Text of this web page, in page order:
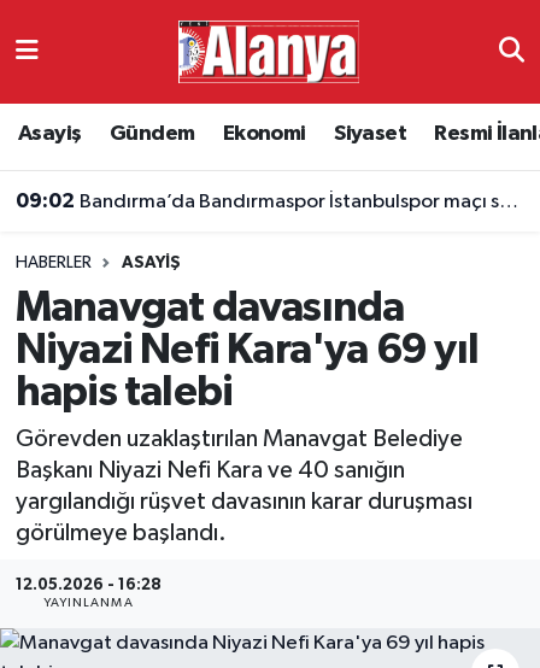
Asayiş Gündem Ekonomi Siyaset Resmi
09:02 Bandırma’da Bandırmaspor İstanbulspor maçı saat kaçta, hangi kanalda?
HABERLER ASAYIŞ
Manavgat davasında
Niyazi Nefi Kara'ya 69 yıl
hapis talebi
Görevden uzaklaştırılan Manavgat Belediye
Başkanı Niyazi Nefi Kara ve 40 sanığın
yargılandığı rüşvet davasının karar duruşması
görülmeye başlandı.
12.05.2026 - 16:28
YAYINLANMA
Ekonomi
Resmi İlanlar
Alanyaspor
Turizm
E-Gazete
Antalya Namaz Vakitleri
Antalya Trafik Yoğunluk Haritası
Süper Lig Puan Durumu ve Fikstür
Tüm Manşetler
Son Dakika Haberleri
Haber Arşivi